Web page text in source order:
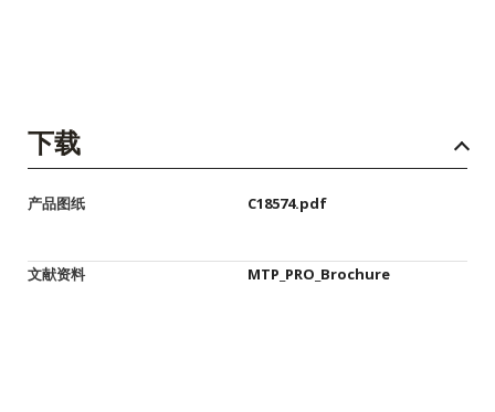
下载
产品图纸 C18574.pdf
文献资料 MTP_PRO_Brochure